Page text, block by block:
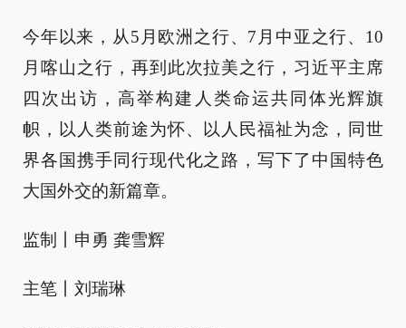
今年以来，从5月欧洲之行、7月中亚之行、10
月喀山之行，再到此次拉美之行，习近平主席
四次出访，高举构建人类命运共同体光辉旗
帜，以人类前途为怀、以人民福祉为念，同世
界各国携手同行现代化之路，写下了中国特色
大国外交的新篇章。
监制丨申勇 龚雪辉
主笔丨刘瑞琳